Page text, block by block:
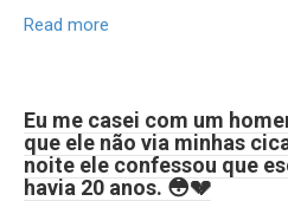
Read more
Eu me casei com um
que ele não via minhas
noite ele confessou que
havia 20 anos. 😳💔